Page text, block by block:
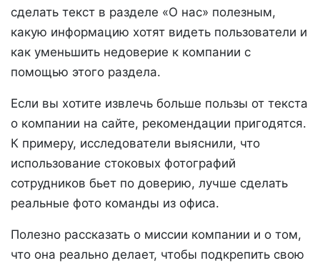
сделать текст в разделе «О нас» полезным,
какую информацию хотят видеть пользователи и
как уменьшить недоверие к компании с
помощью этого раздела.
Если вы хотите извлечь больше пользы от текста
о компании на сайте, рекомендации пригодятся.
К примеру, исследователи выяснили, что
использование стоковых фотографий
сотрудников бьет по доверию, лучше сделать
реальные фото команды из офиса.
Полезно рассказать о миссии компании и о том,
что она реально делает, чтобы подкрепить свою